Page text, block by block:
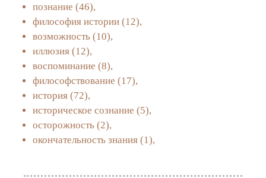
познание (46),
философия истории (12),
возможность (10),
иллюзия (12),
воспоминание (8),
философствование (17),
история (72),
историческое сознание (5),
осторожность (2),
окончательность знания (1),